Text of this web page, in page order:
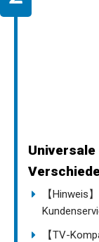
【Hinweis
【TV-